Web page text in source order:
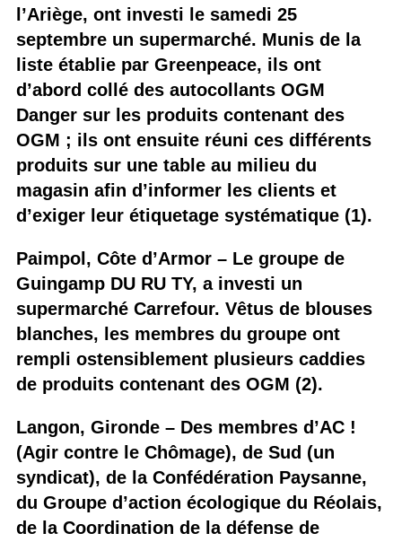
l’Ariège, ont investi le samedi 25
septembre un supermarché. Munis de la
liste établie par Greenpeace, ils ont
d’abord collé des autocollants OGM
Danger sur les produits contenant des
OGM ; ils ont ensuite réuni ces différents
produits sur une table au milieu du
magasin afin d’informer les clients et
d’exiger leur étiquetage systématique (1).
Paimpol, Côte d’Armor – Le groupe de
Guingamp DU RU TY, a investi un
supermarché Carrefour. Vêtus de blouses
blanches, les membres du groupe ont
rempli ostensiblement plusieurs caddies
de produits contenant des OGM (2).
Langon, Gironde – Des membres d’AC !
(Agir contre le Chômage), de Sud (un
syndicat), de la Confédération Paysanne,
du Groupe d’action écologique du Réolais,
de la Coordination de la défense de